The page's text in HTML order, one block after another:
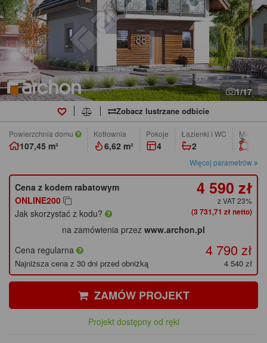
1/17
Zobacz lustrzane odbicie
Powierzchnia domu
107,45 m²
Kotłownia
6,62 m²
pokoje
4
łazienki i WC
2
Min.
Więcej parametrów
Cena z kodem rabatowym
ONLINE200
Jak skorzystać z kodu?
4 590 zł
z VAT 23%
(3 731,71 zł netto)
na zamówienia przez www.archon.pl
Cena regularna
4 790 zł
Najniższa cena z 30 dni przed obniżką 4 540 zł
ZAMÓW PROJEKT
Projekt dostępny od ręki